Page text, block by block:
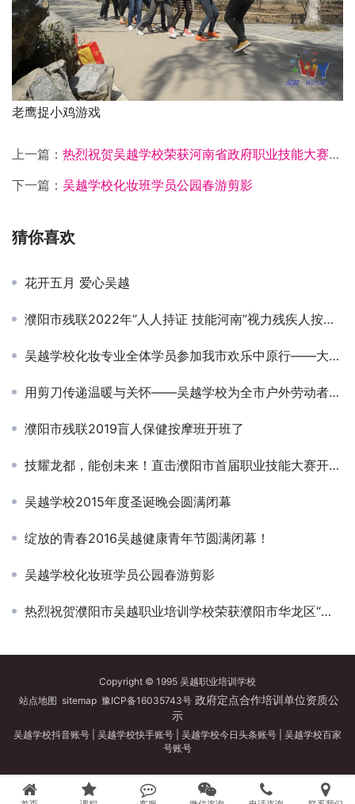
老鹰捉小鸡游戏
上一篇： 热烈祝贺吴越学校荣获河南省政府职业技能大赛化妆造型组总分第二名
下一篇： 吴越学校化妆班学员公园春游剪影
猜你喜欢
花开五月 爱心吴越
濮阳市残联2022年“人人持证 技能河南”视力残疾人按摩技能提升班毕业典礼圆满结束
吴越学校化妆专业全体学员参加我市欢乐中原行——大型群星演唱会化妆造型活动
用剪刀传递温暖与关怀——吴越学校为全市户外劳动者爱心义剪
濮阳市残联2019盲人保健按摩班开班了
技耀龙都，能创未来！直击濮阳市首届职业技能大赛开幕式吴越学校展台！
吴越学校2015年度圣诞晚会圆满闭幕
绽放的青春2016吴越健康青年节圆满闭幕！
吴越学校化妆班学员公园春游剪影
热烈祝贺濮阳市吴越职业培训学校荣获濮阳市华龙区“三八红旗集体”称号！
Copyright © 1995 吴越职业培训学校
站点地图 sitemap 豫ICP备16035743号政府定点合作培训单位资质公
示
吴越学校抖音账号 吴越学校快手账号 吴越学校今日头条账号
吴越学校百家
号账号